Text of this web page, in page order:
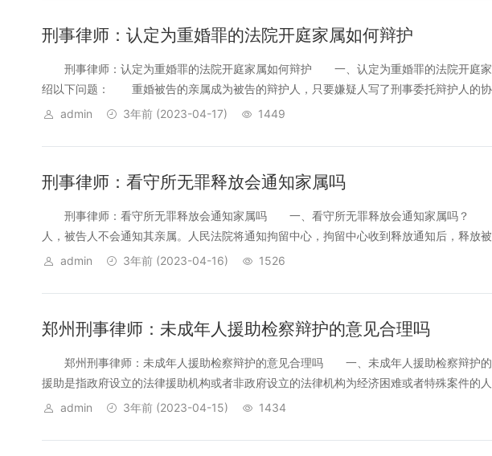
刑事律师：认定为重婚罪的法院开庭家属如何辩护
刑事律师：认定为重婚罪的法院开庭家属如何辩护 一、认定为重婚罪的法院开庭
绍以下问题： 重婚被告的亲属成为被告的辩护人，只要嫌疑人写了刑事委托辩护人的
admin
3年前 (2023-04-17) 1449
刑事律师：看守所无罪释放会通知家属吗
刑事律师：看守所无罪释放会通知家属吗 一、看守所无罪释放会通知家属吗？
人，被告人不会通知其亲属。人民法院将通知拘留中心，拘留中心收到释放通知后，释放
admin
3年前 (2023-04-16) 1526
郑州刑事律师：未成年人援助检察辩护的意见合理吗
郑州刑事律师：未成年人援助检察辩护的意见合理吗 一、未成年人援助检察辩护
援助是指政府设立的法律援助机构或者非政府设立的法律机构为经济困难或者特殊案件的
admin
3年前 (2023-04-15) 1434